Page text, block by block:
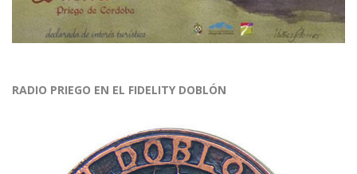
RADIO PRIEGO EN EL FIDELITY DOBLÓN